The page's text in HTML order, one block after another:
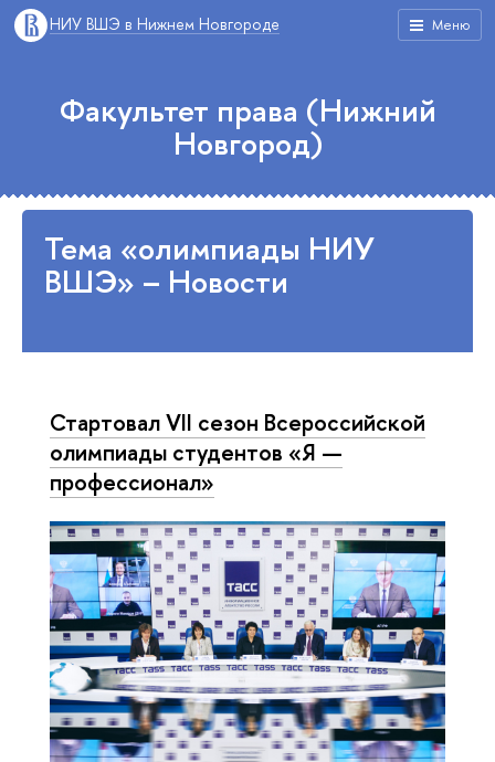
Меню
НИУ ВШЭ в Нижнем Новгороде
Факультет права (Нижний
Новгород)
Тема «олимпиады НИУ
ВШЭ» – Новости
Стартовал VII сезон Всероссийской
олимпиады студентов «Я —
профессионал»